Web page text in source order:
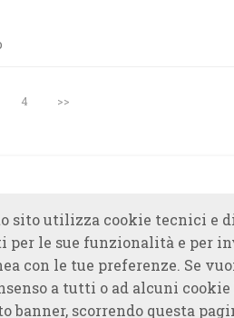
4 >>
sito utilizza cookie tecnici e
per le sue funzionalità e per
con le tue preferenze. Se
a tutti o ad alcuni
banner, scorrendo questa